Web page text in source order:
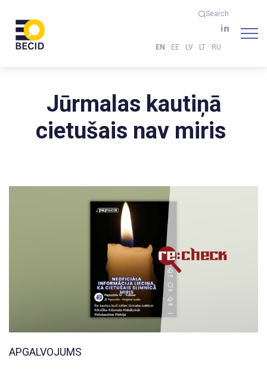
Search
EN EE LV LT RU
Jūrmalas kautiņā
cietušais nav miris
APGALVOJUMS